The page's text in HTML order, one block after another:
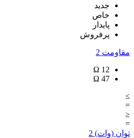
جدید
خاص
پایدار
پرفروش
مقاومت 2
12
Ω
47
Ω
≥
=
≤
=
توان (وات) 2